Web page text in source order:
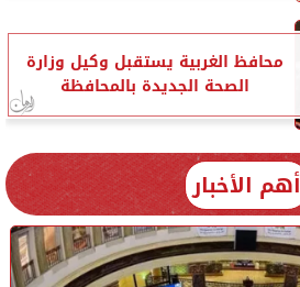
محافظ الغربية يستقبل وكيل وزارة
الصحة الجديدة بالمحافظة
أهم الأخبار